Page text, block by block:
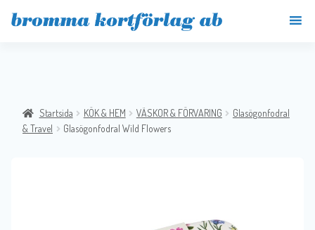
Startsida KÖK & HEM VÄSKOR & FÖRVARING
Glasögonfodral
& Travel
Glasögonfodral Wild Flowers